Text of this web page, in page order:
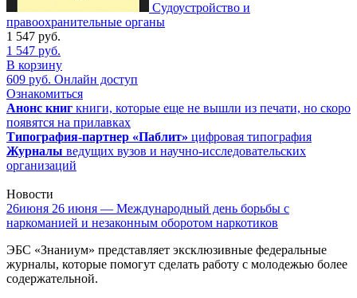
Судоустройство и
правоохранительные органы
1 547 руб.
1 547 руб.
В корзину
609 руб. Онлайн доступ
Ознакомиться
Анонс книг книги, которые еще не вышли из печати, но скоро
появятся на прилавках
Типография-партнер «Паблит» цифровая типография
Журналы ведущих вузов и научно-исследовательских
организаций
Новости
26июня 26 июня — Международный день борьбы с
наркоманией и незаконным оборотом наркотиков
ЭБС «Знаниум» представляет эксклюзивные федеральные
журналы, которые помогут сделать работу с молодежью более
содержательной.